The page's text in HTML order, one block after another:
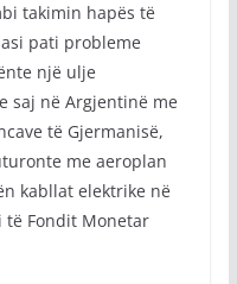
takimin hapës të
pati probleme
një ulje
saj në Argjentinë me
të Gjermanisë,
me aeroplan
kabllat elektrike në
Fondit Monetar